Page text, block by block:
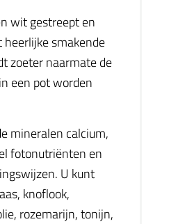
wit gestreept en
heerlijke smakende
zoeter naarmate de
een pot worden
mineralen calcium,
fotonutriënten en
U kunt
knoflook,
rozemarijn, tonijn,